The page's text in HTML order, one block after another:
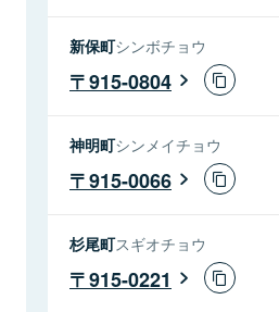
新保町シンボチョウ
915-0804
神明町シンメイチョウ
915-0066
杉尾町スギオチョウ
915-0221